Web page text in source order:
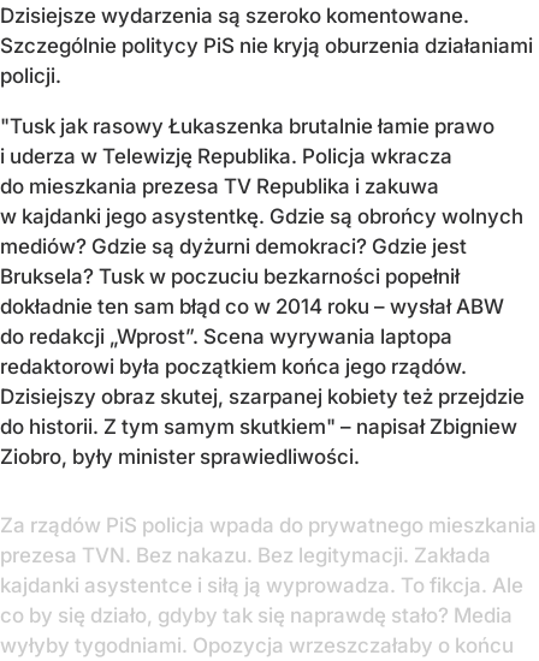
Dzisiejsze wydarzenia są szeroko komentowane.
Szczególnie politycy PiS nie kryją oburzenia działaniami
policji.
"Tusk jak rasowy Łukaszenka brutalnie łamie prawo
i uderza w Telewizję Republika. Policja wkracza
do mieszkania prezesa TV Republika i zakuwa
w kajdanki jego asystentkę. Gdzie są obrońcy wolnych
mediów? Gdzie są dyżurni demokraci? Gdzie jest
Bruksela? Tusk w poczuciu bezkarności popełnił
dokładnie ten sam błąd co w 2014 roku – wysłał ABW
do redakcji „Wprost”. Scena wyrywania laptopa
redaktorowi była początkiem końca jego rządów.
Dzisiejszy obraz skutej, szarpanej kobiety też przejdzie
do historii. Z tym samym skutkiem" – napisał Zbigniew
Ziobro, były minister sprawiedliwości.
Za rządów PiS policja wpada do prywatnego mieszkania
prezesa TVN. Bez nakazu. Bez legitymacji. Zakłada
kajdanki asystentce i siłą ją wyprowadza. To fikcja. Ale
co by się działo, gdyby tak się naprawdę stało? Media
wyłyby tygodniami. Opozycja wrzeszczałaby o końcu